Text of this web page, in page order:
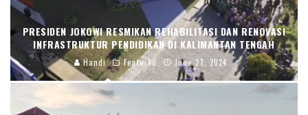
PRESIDEN JOKOWI RESMIKAN REHABILITASI DAN RENOVASI
INFRASTRUKTUR PENDIDIKAN DI KALIMANTAN TENGAH
Handi Featured June 27, 2024